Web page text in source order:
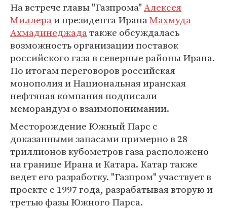
На встрече главы "Газпрома"Алексея
Миллераи президента ИранаМахмуда
Ахмадинеджадатакже обсуждалась
возможность организации поставок
российского газа в северные районы Ирана.
По итогам переговоров российская
монополия и Национальная иранская
нефтяная компания подписали
меморандум о взаимопонимании.
Месторождение Южный Парс с
доказанными запасами примерно в 28
триллионов кубометров газа расположено
на границе Ирана и Катара. Катар также
ведет его разработку. "Газпром" участвует в
проекте с 1997 года, разрабатывая вторую и
третью фазы Южного Парса.